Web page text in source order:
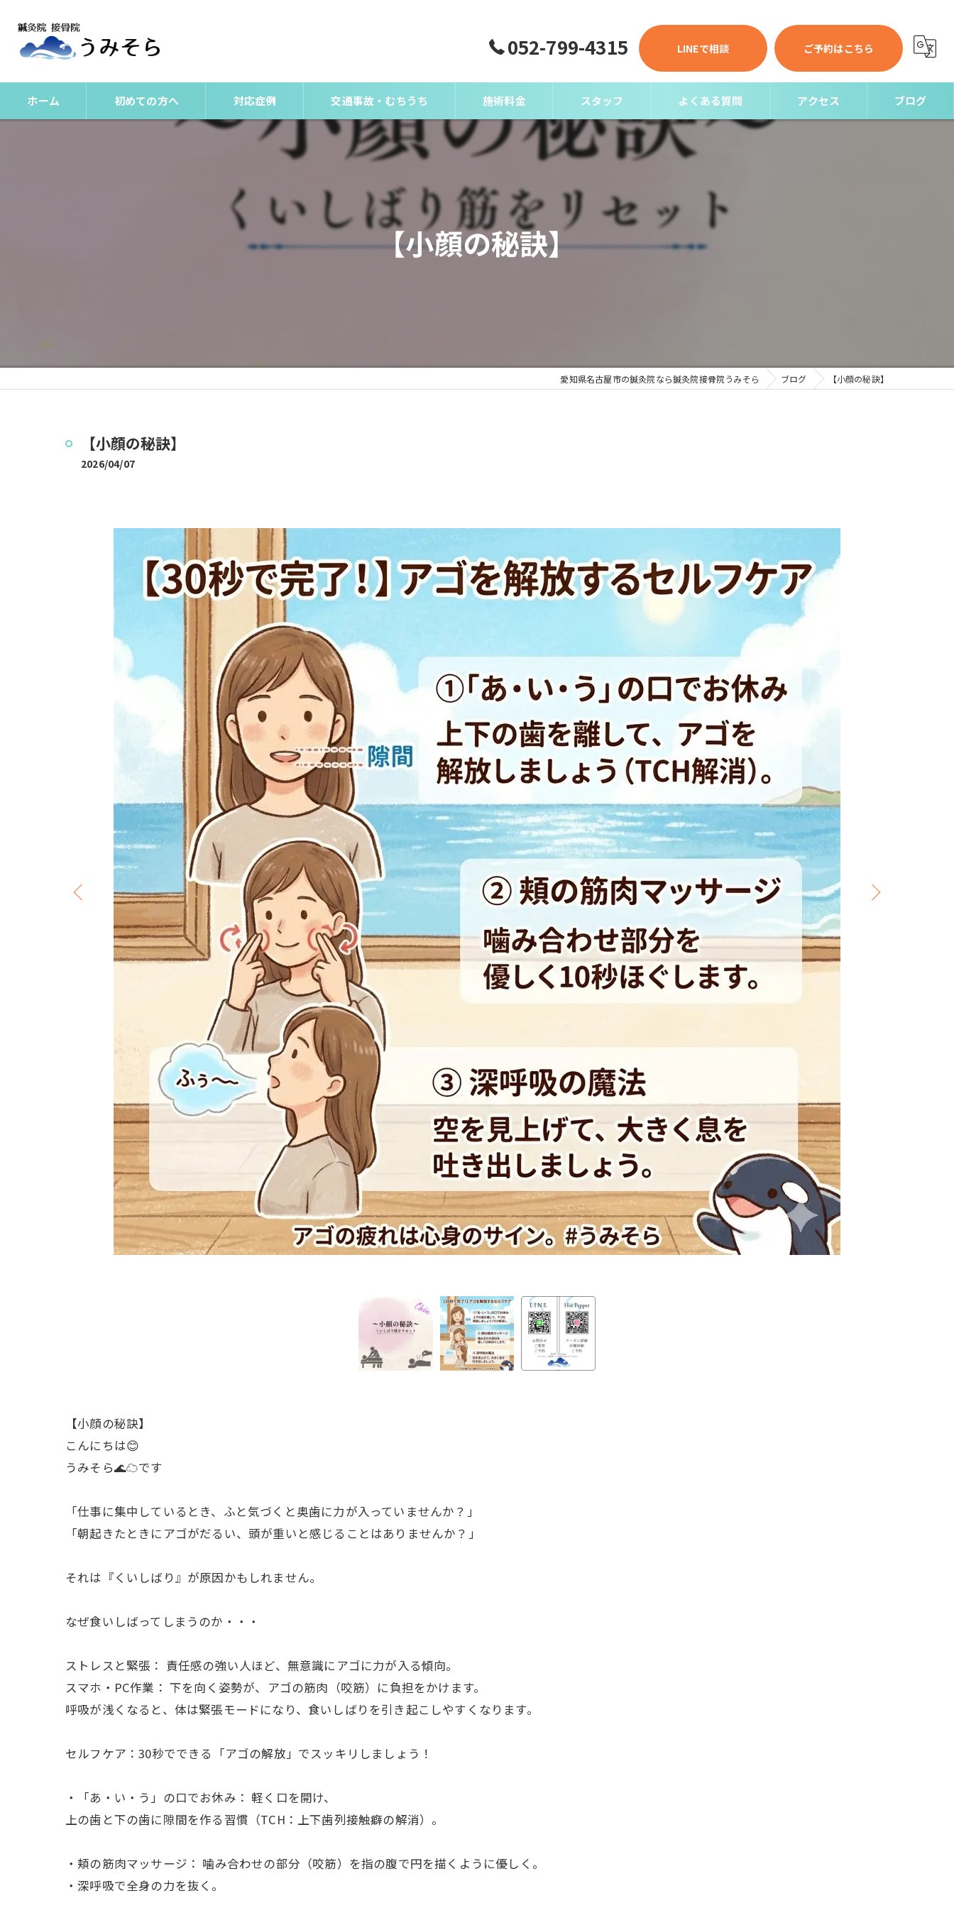
052-799-4315 LINEで相談 ご予約はこちら
ホーム 初めての方へ 対応症例
肩こりとは？
腰痛（非特異性腰痛）とは？
交通事故・むちうち 施術料金 スタッフ よくある質問 アクセス ブログ
【小顔の秘訣】
愛知県名古屋市の鍼灸院なら鍼灸院接骨院うみそら ブログ 【小顔の秘訣】
【小顔の秘訣】
2026/04/07
【小顔の秘訣】
こんにちは😊
うみそら🌊☁です
「仕事に集中しているとき、ふと気づくと奥歯に力が入っていませんか？」
「朝起きたときにアゴがだるい、頭が重いと感じることはありませんか？」
それは『くいしばり』が原因かもしれません。
なぜ食いしばってしまうのか・・・
ストレスと緊張： 責任感の強い人ほど、無意識にアゴに力が入る傾向。
スマホ・PC作業： 下を向く姿勢が、アゴの筋肉（咬筋）に負担をかけます。
呼吸が浅くなると、体は緊張モードになり、食いしばりを引き起こしやすくなります。
セルフケア：30秒でできる「アゴの解放」でスッキリしましょう！
・「あ・い・う」の口でお休み： 軽く口を開け、
上の歯と下の歯に隙間を作る習慣（TCH：上下歯列接触癖の解消）。
・頬の筋肉マッサージ： 噛み合わせの部分（咬筋）を指の腹で円を描くように優しく。
・深呼吸で全身の力を抜く。